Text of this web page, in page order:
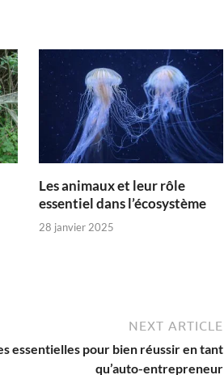
Les animaux et leur rôle
essentiel dans l’écosystème
28 janvier 2025
NEXT ARTICLE
essentielles pour bien réussir en tant
qu’auto-entrepreneur